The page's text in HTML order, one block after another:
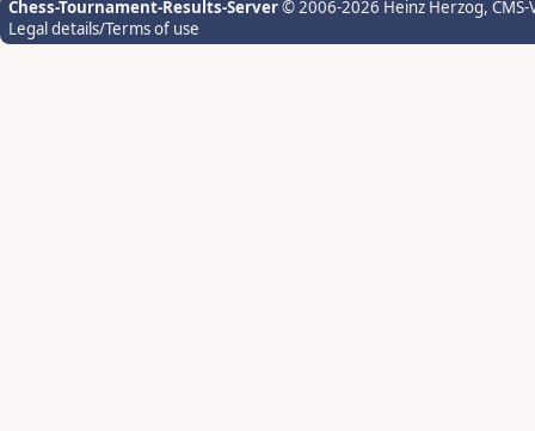
Chess-Tournament-Results-Server© 2006-2026 Heinz Herzog,
Legal details/Terms of use